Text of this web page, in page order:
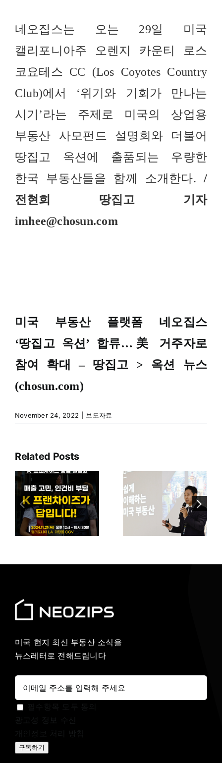
네오집스는 오는 29일 미국
캘리포니아주 오렌지 카운티 로스
코요테스 CC (Los Coyotes Country
Club)에서 ‘위기와 기회가 만나는
시기’라는 주제로 미국의 상업용
부동산 사모펀드 설명회와 더불어
땅집고 옥션에 출품되는 우량한
한국 부동산들을 함께 소개한다. /
전현희 땅집고 기자
imhee@chosun.com
미국 부동산 플랫폼 네오집스
‘땅집고 옥션’ 합류…美 거주자로
참여 확대 – 땅집고 > 옥션 뉴스
(chosun.com)
November 24, 2022 보도자료
Related Posts
미국 부동산
투자도 결국
학군 좋은 곳
네오집스, ‘K-
푸드 글로벌
진출 전략
포럼’서 美
진출 노하우
미국 현지 최신 부동산 소식을
뉴스레터로 전해드립니다
구독하기